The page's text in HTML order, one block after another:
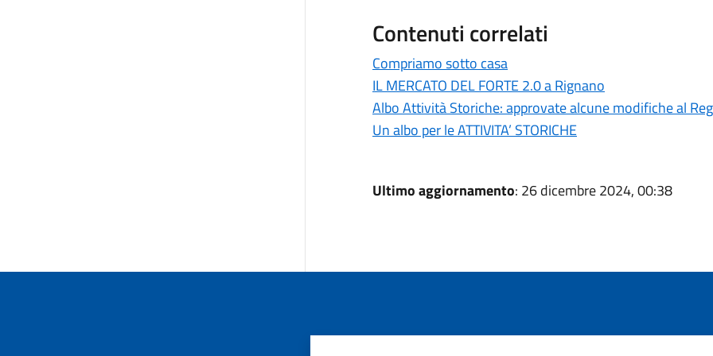
Contenuti correlati
Compriamo sotto casa
IL MERCATO DEL FORTE 2.0 a Rignano
Albo Attività Storiche: approvate alcune modifiche al
Un albo per le ATTIVITA’ STORICHE
Ultimo aggiornamento: 26 dicembre 2024, 00:38